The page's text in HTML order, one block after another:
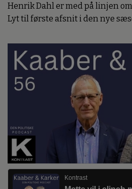
Henrik Dahl er med på linjen
Lyt til første afsnit i den nye